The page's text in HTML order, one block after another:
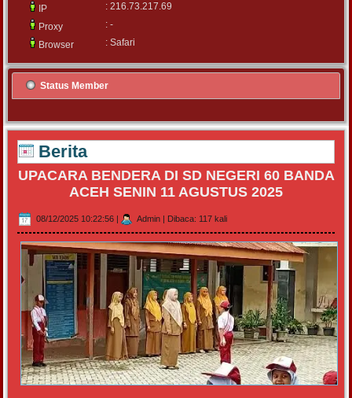
IP
: 216.73.217.69
Proxy
: -
Browser
: Safari
Status Member
Berita
UPACARA BENDERA DI SD NEGERI 60 BANDA
ACEH SENIN 11 AGUSTUS 2025
08/12/2025 10:22:56 Admin Dibaca: 117 kali